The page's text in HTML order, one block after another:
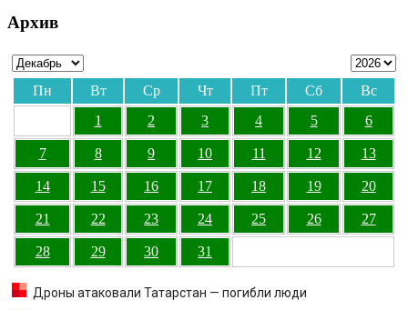
Архив
Пн Вт Ср Чт Пт Сб
Вс
1
2 3 4 5 6
7 8 9 10 11 12 13
14 15 16 17 18 19 20
21 22 23 24 25 26 27
28 29 30 31
Дроны атаковали Татарстан — погибли люди